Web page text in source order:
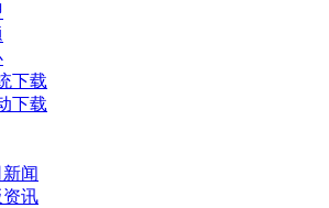
下载
下载
闻
资讯